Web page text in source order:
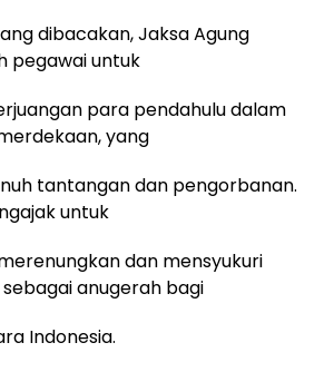
dibacakan, Jaksa Agung
pegawai untuk
para pendahulu dalam
yang
tantangan dan pengorbanan.
untuk
dan mensyukuri
anugerah bagi
Indonesia.